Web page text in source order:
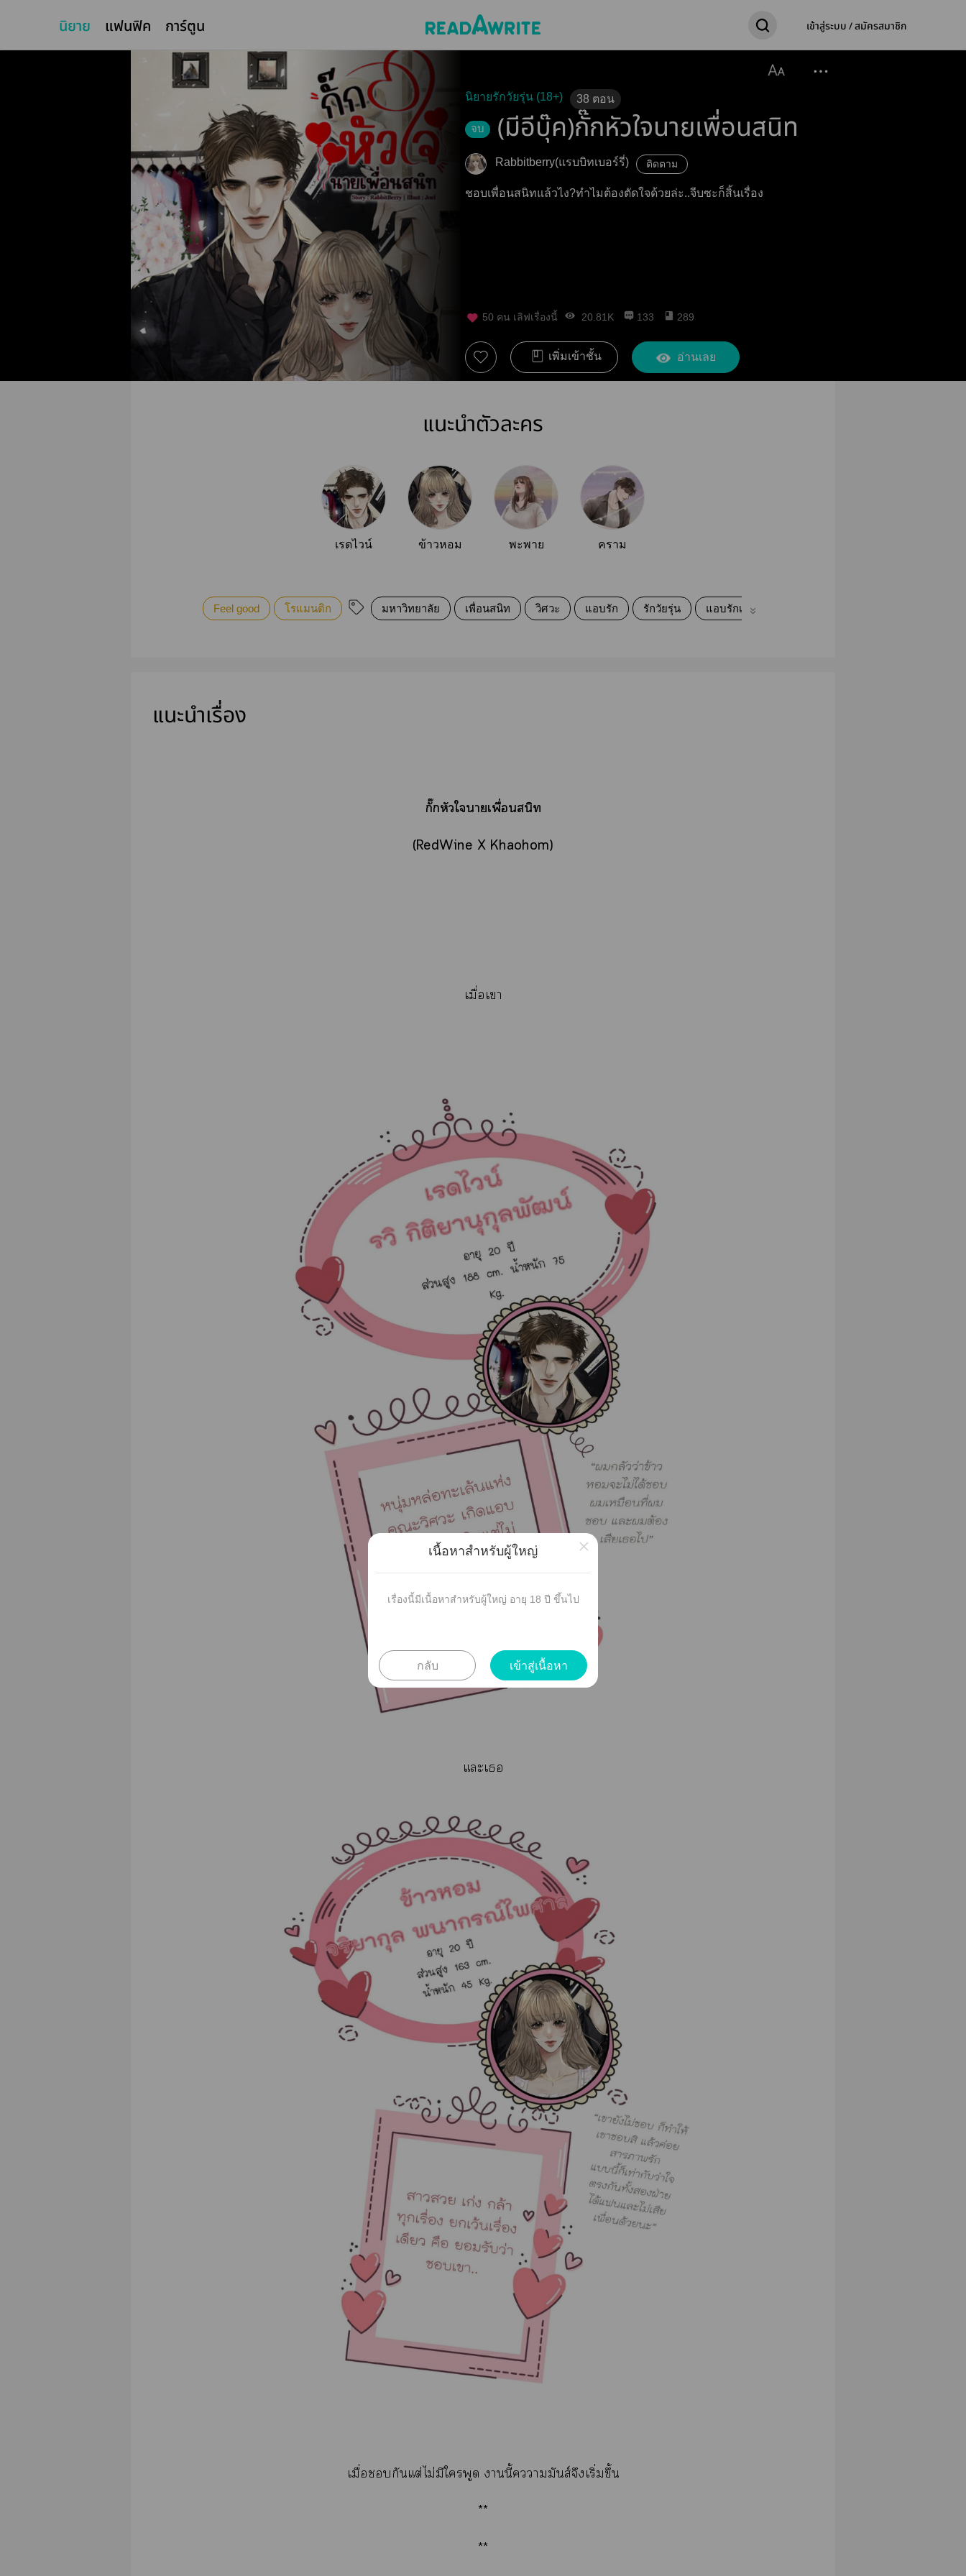
นิยาย แฟนฟิค การ์ตูน เข้าสู่ระบบ / สมัครสมาชิก
นิยายรักวัยรุ่น (18+) 38 ตอน
จบ (มีอีบุ๊ค)กั๊กหัวใจนายเพื่อนสนิท
Rabbitberry(แรบบิทเบอร์รี่) ติดตาม
ชอบเพื่อนสนิทแล้วไง?ทำไมต้องตัดใจด้วยล่ะ..จีบซะก็สิ้นเรื่อง
50 คน เลิฟเรื่องนี้ 20.81K 133 289
เพิ่มเข้าชั้น อ่านเลย
แนะนำตัวละคร
เรดไวน์ ข้าวหอม พะพาย คราม
Feel good โรแมนติก มหาวิทยาลัย เพื่อนสนิท วิศวะ แอบรัก รักวัยรุ่น แอบรักเพื่อน
แนะนำเรื่อง
กั๊กหัวใาเพื่อนสนิท
(RedWine X Khaohom)
เมื่อเา
แะเ
เมื่อกันแต่ไม่มีใพูด านี้ความันส์จึงเริ่มขึ้น
**
**
เนื้อหาสำหรับผู้ใหญ่
เรื่องนี้มีเนื้อหาสำหรับผู้ใหญ่ อายุ 18 ปี ขึ้นไป
กลับ เข้าสู่เนื้อหา
×